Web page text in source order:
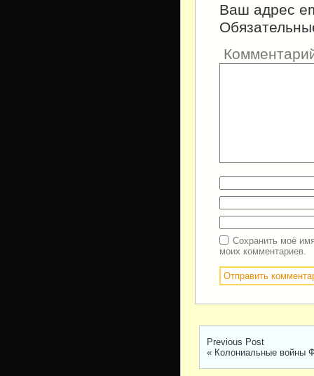
Ваш адрес
Сохранить моё
моих комментариев.
Previous Post
« Колониальные войны